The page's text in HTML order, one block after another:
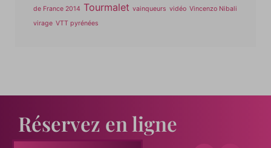
de France 2014 Tourmalet vainqueurs vidéo Vincenzo Nibali
virage VTT pyrénées
Réservez en ligne